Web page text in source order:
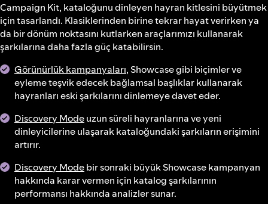
Campaign Kit, kataloğunu dinleyen hayran kitlesini büyütmek
için tasarlandı. Klasiklerinden birine tekrar hayat verirken ya
da bir dönüm noktasını kutlarken araçlarımızı kullanarak
şarkılarına daha fazla güç katabilirsin.
Görünürlük kampanyaları, Showcase gibi biçimler ve
eyleme teşvik edecek bağlamsal başlıklar kullanarak
hayranları eski şarkılarını dinlemeye davet eder.
Discovery Modeuzun süreli hayranlarına ve yeni
dinleyicilerine ulaşarak kataloğundaki şarkıların erişimini
artırır.
Discovery Modebir sonraki büyük Showcase kampanyan
hakkında karar vermen için katalog şarkılarının
performansı hakkında analizler sunar.